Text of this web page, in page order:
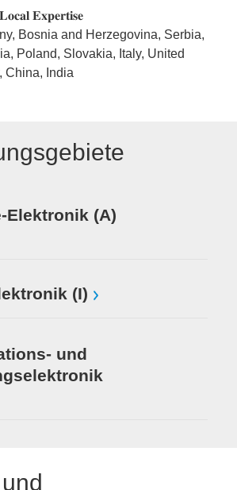
𝐄𝐱𝐩𝐞𝐫𝐭𝐢𝐬𝐞
Bosnia and Herzegovina, Serbia,
Poland, Slovakia, Italy, United
China, India
Elektronik (A)
(I)
und